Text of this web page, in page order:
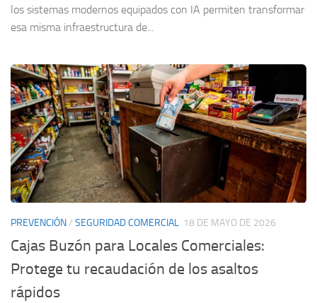
los sistemas modernos equipados con IA permiten transformar
esa misma infraestructura de...
PREVENCIÓN/ SEGURIDAD COMERCIAL 18 DE MAYO DE 2026
Cajas Buzón para Locales Comerciales:
Protege tu recaudación de los asaltos
rápidos